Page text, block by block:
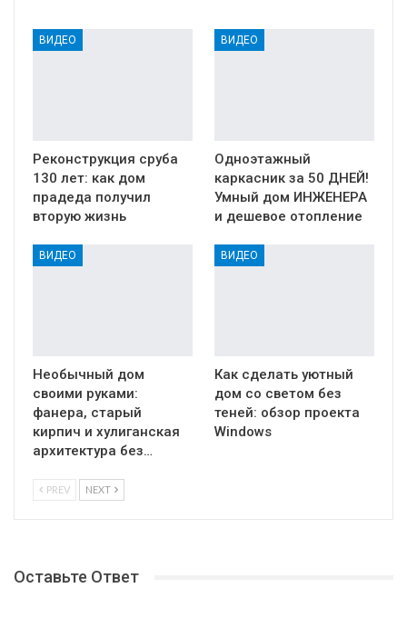
ВИДЕО
Реконструкция сруба
130 лет: как дом
прадеда получил
вторую жизнь
ВИДЕО
Одноэтажный
каркасник за 50 ДНЕЙ!
Умный дом ИНЖЕНЕРА
и дешевое отопление
ВИДЕО
Необычный дом
своими руками:
фанера, старый
кирпич и хулиганская
архитектура без…
ВИДЕО
Как сделать уютный
дом со светом без
теней: обзор проекта
Windows
PREV NEXT
Оставьте Ответ